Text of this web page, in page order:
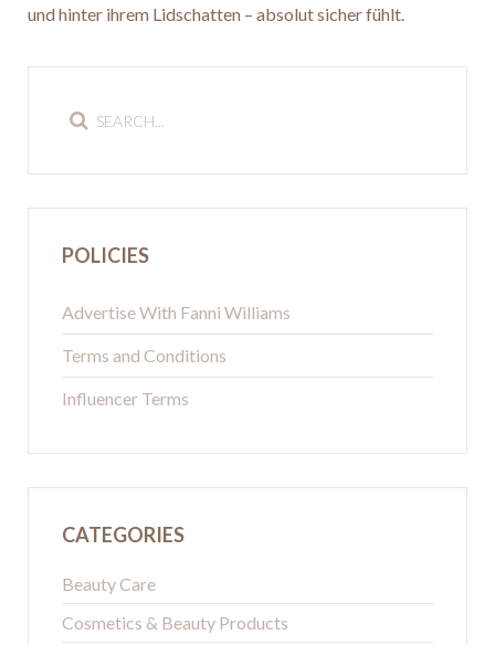
und hinter ihrem Lidschatten – absolut sicher fühlt.
POLICIES
Advertise With Fanni Williams
Terms and Conditions
Influencer Terms
CATEGORIES
Beauty Care
Cosmetics & Beauty Products